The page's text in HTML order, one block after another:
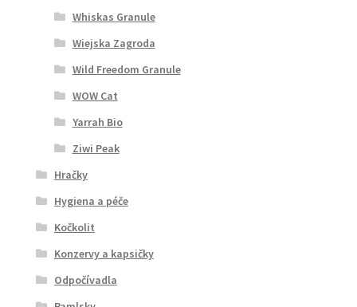
Whiskas Granule
Wiejska Zagroda
Wild Freedom Granule
WOW Cat
Yarrah Bio
Ziwi Peak
Hračky
Hygiena a péče
Kočkolit
Konzervy a kapsičky
Odpočívadla